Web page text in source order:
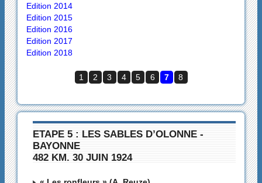
Edition 2014
Edition 2015
Edition 2016
Edition 2017
Edition 2018
1 2 3 4 5 6 7 8
ETAPE 5 : LES SABLES D’OLONNE -
BAYONNE
482 KM. 30 JUIN 1924